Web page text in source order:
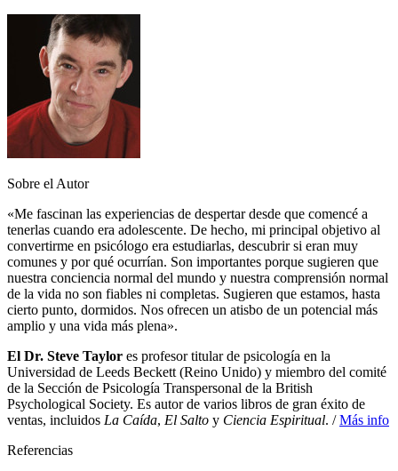
Sobre el Autor
«Me fascinan las experiencias de despertar desde que comencé a
tenerlas cuando era adolescente. De hecho, mi principal objetivo al
convertirme en psicólogo era estudiarlas, descubrir si eran muy
comunes y por qué ocurrían. Son importantes porque sugieren que
nuestra conciencia normal del mundo y nuestra comprensión normal
de la vida no son fiables ni completas. Sugieren que estamos, hasta
cierto punto, dormidos. Nos ofrecen un atisbo de un potencial más
amplio y una vida más plena».
El Dr. Steve Taylor es profesor titular de psicología en la
Universidad de Leeds Beckett (Reino Unido) y miembro del comité
de la Sección de Psicología Transpersonal de la British
Psychological Society. Es autor de varios libros de gran éxito de
ventas, incluidos La Caída, El Salto y Ciencia Espiritual. /Más info
Referencias